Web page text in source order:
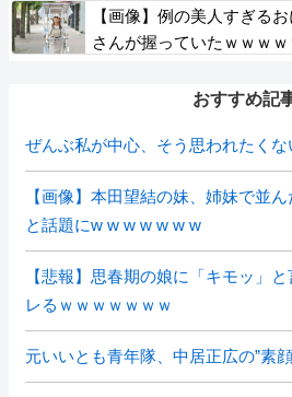
【画像】例の美人すぎる
さんが握っていたｗｗｗ
おすすめ記
ぜんぶ私が中心、そう思われたくな
【画像】本田望結の妹、姉妹で並
と話題にw w w w w w w
【悲報】思春期の娘に「キモッ」
レるｗｗｗｗｗｗｗ
元いいとも青年隊、中居正広の”素